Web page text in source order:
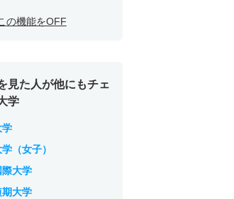
の機能をOFF
見た人が他にもチェ
学
学
（女子）
大学
大学